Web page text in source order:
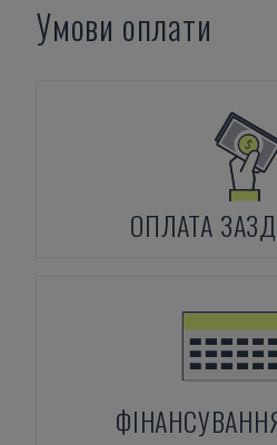
Умови оплати
ОПЛАТА